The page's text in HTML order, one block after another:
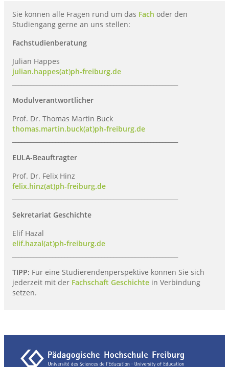
Sie können alle Fragen rund um das Fach oder den
Studiengang gerne an uns stellen:
Fachstudienberatung
Julian Happes
julian.happes(at)ph-freiburg.de
Modulverantwortlicher
Prof. Dr. Thomas Martin Buck
thomas.martin.buck(at)ph-freiburg.de
EULA-Beauftragter
Prof. Dr. Felix Hinz
felix.hinz(at)ph-freiburg.de
Sekretariat Geschichte
Elif Hazal
elif.hazal(at)ph-freiburg.de
TIPP: Für eine Studierendenperspektive können Sie sich
jederzeit mit der Fachschaft Geschichte in Verbindung
setzen.